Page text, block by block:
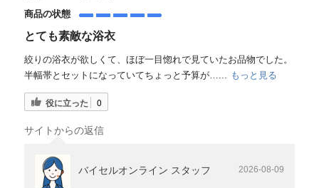
商品の状態
とても素敵な浴衣
絞りの浴衣が欲しくて、ほぼ一目惚れで見ていたお品物でした。
半幅帯とセットになっていてちょっと予算が…... もっと見る
役に立った 0
サイトからの返信
バイセルオンライン スタッフ 2026-08-09